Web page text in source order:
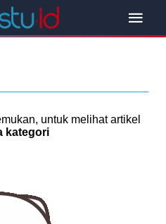
untuk melihat artikel
kategori